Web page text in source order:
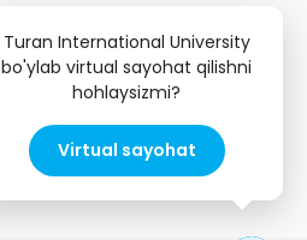
Turan International University
bo'ylab virtual sayohat qilishni
hohlaysizmi?
Virtual sayohat